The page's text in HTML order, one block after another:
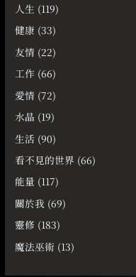
人生 (119)
健康 (33)
友情 (22)
工作 (66)
愛情 (72)
水晶 (19)
生活 (90)
看不見的世界 (66)
能量 (117)
關於我 (69)
靈修 (183)
魔法巫術 (13)